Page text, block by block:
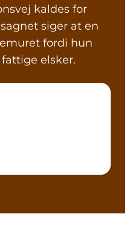
kaldes for
siger at en
fordi hun
fattige elsker.